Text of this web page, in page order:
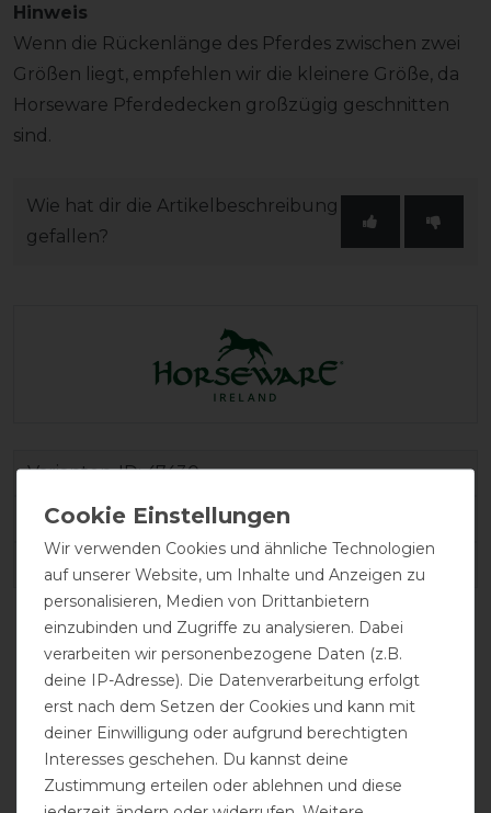
Hinweis
Wenn die Rückenlänge des Pferdes zwischen zwei
Größen liegt, empfehlen wir die kleinere Größe, da
Horseware Pferdedecken großzügig geschnitten
sind.
Wie hat dir die Artikelbeschreibung
gefallen?
Varianten-ID:47430
SKU:AABPV4-C3C0-66
EAN: 0649982130123
drei Kreuzgurte atmungsaktiv Halsteil
Wir verwenden Cookies und ähnliche Technologien
auf unserer Website, um Inhalte und Anzeigen zu
personalisieren, Medien von Drittanbietern
einzubinden und Zugriffe zu analysieren. Dabei
verarbeiten wir personenbezogene Daten (z.B.
deine IP-Adresse). Die Datenverarbeitung erfolgt
erst nach dem Setzen der Cookies und kann mit
deiner Einwilligung oder aufgrund berechtigten
Interesses geschehen. Du kannst deine
Zustimmung erteilen oder ablehnen und diese